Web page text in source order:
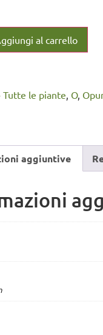
al carrello
Tutte le piante O,
aggiuntive